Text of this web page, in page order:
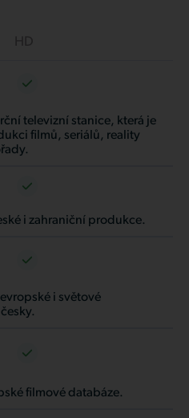
televizní stanice, která je
filmů, seriálů, reality
i zahraniční produkce.
i světové
filmové databáze.